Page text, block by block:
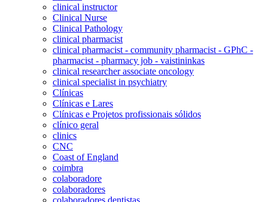
clinical instructor
Clinical Nurse
Clinical Pathology
clinical pharmacist
clinical pharmacist - community pharmacist - GPhC -
pharmacist - pharmacy job - vaistininkas
clinical researcher associate oncology
clinical specialist in psychiatry
Clínicas
Clínicas e Lares
Clínicas e Projetos profissionais sólidos
clínico geral
clinics
CNC
Coast of England
coimbra
colaboradore
colaboradores
colaboradores dentistas